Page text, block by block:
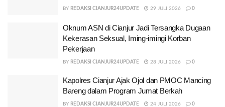
BY REDAKSI CIANJUR24UPDATE 29 JULI 2026 0
Oknum ASN di Cianjur Jadi Tersangka Dugaan
Kekerasan Seksual, Iming-imingi Korban
Pekerjaan
BY REDAKSI CIANJUR24UPDATE 28 JULI 2026 0
Kapolres Cianjur Ajak Ojol dan PMOC Mancing
Bareng dalam Program Jumat Berkah
BY REDAKSI CIANJUR24UPDATE 24 JULI 2026 0